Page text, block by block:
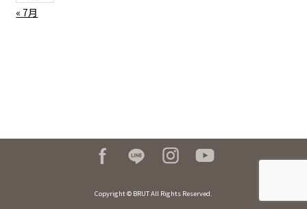
« 7月
Copyright © BRUT All Rights Reserved.